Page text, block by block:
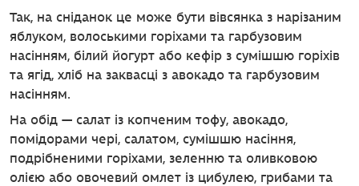
Так, на сніданок це може бути вівсянка з нарізаним
яблуком, волоськими горіхами та гарбузовим
насінням, білий йогурт або кефір з сумішшю горіхів
та ягід, хліб на заквасці з авокадо та гарбузовим
насінням.
На обід — салат із копченим тофу, авокадо,
помідорами чері, салатом, сумішшю насіння,
подрібненими горіхами, зеленню та оливковою
олією або овочевий омлет із цибулею, грибами та